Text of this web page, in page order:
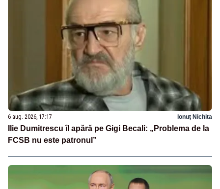
6 aug. 2026, 17:17 Ionuț Nichita
Ilie Dumitrescu îl apără pe Gigi Becali: „Problema de la
FCSB nu este patronul”